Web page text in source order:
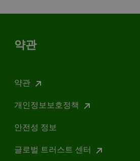
약관
약관
개인정보보호정책
안전성 정보
글로벌 트러스트 센터